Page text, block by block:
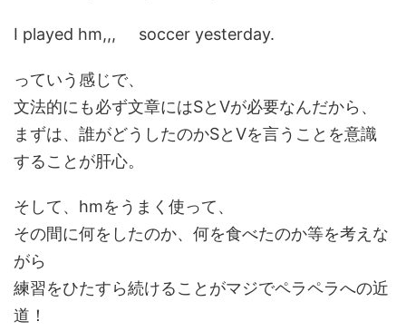
I played hm,,, soccer yesterday.
っていう感じで、
文法的にも必ず文章にはSとVが必要なんだから、
まずは、誰がどうしたのかSとVを言うことを意識
することが肝心。
そして、hmをうまく使って、
その間に何をしたのか、何を食べたのか等を考えな
がら
練習をひたすら続けることがマジでペラペラへの近
道！